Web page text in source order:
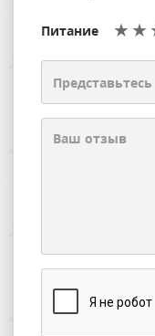
Питание